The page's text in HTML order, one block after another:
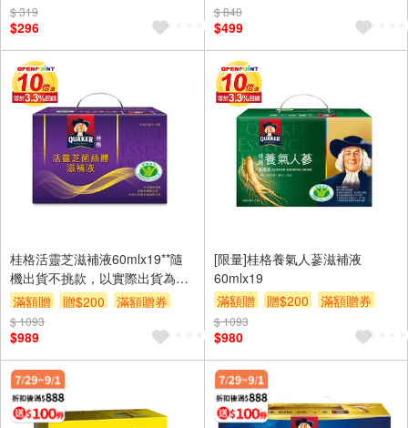
$ 319
$296
$ 840
$499
桂格活靈芝滋補液60mlx19**隨
機出貨不挑款，以實際出貨為
準。**
滿額贈 贈$200 滿額贈券
$ 1093
$989
[限量]桂格養氣人蔘滋補液
60mlx19
滿額贈
贈$200 滿額贈券
$ 1093
$980